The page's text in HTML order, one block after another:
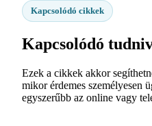
Kapcsolódó cikkek
Kapcsolódó
Ezek a cikkek akkor
mikor érdemes személyesen
egyszerűbb az online vagy